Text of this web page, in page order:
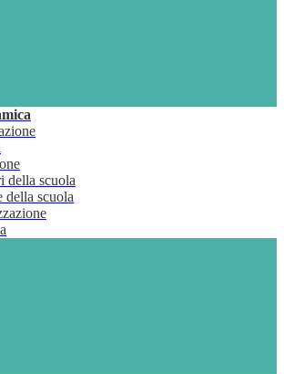
della scuola
della scuola